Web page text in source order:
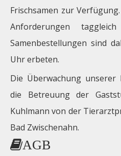
Frischsamen zur
Anforderungen
Samenbestellungen sind
Uhr erbeten.
Die Überwachung unserer
die Betreuung der
Kuhlmann von der
Bad Zwischenahn.
AGB